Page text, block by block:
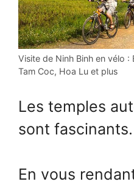
Visite de Ninh Binh en vélo
Tam Coc, Hoa Lu et plus
Les temples
sont fascinants.
En vous